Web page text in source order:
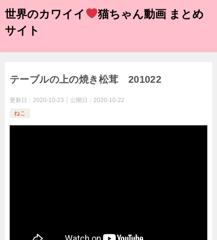
世界のカワイイ
猫ちゃん動画 まとめ
サイト
テーブルの上の焼き松茸 201022
更新日： 2020-10-23 公開日： 2020-10-22
ねこ